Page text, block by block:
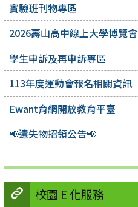
實驗班刊物專區
2026壽山高中線上大學博覽會
學生申訴及再申訴專區
113年度運動會報名相關資訊
Ewant育網開放教育平臺
📢遺失物招領公告📢
校園 E 化服務